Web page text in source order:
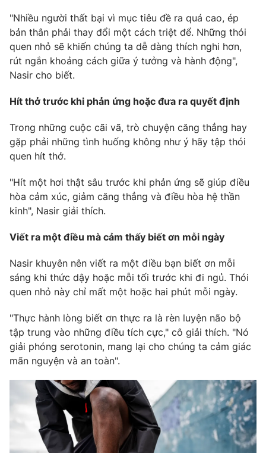
Câu chuyện quốc tế
Thị trường
Góc doanh nghiệp
Dữ liệu và đời sống
Truyền hình
Phim VTV
Hậu trường
Nhân vật
Khán giả
Giải trí
Điện ảnh
Âm nhạc
Sao
Du lịch
Chất lượng cuộc sống
Giáo dục
Tuyển sinh
Học trực tuyến
Công nghệ
Hitech Công nghệ tương lai
Sản phẩm
Thị trường
Tư vấn
Lịch phát sóng
Chuyên mục khác
Emagazine Podcast
Photo Infographic
Video Shorts video
VTV Money VTV Thể thao
"Nhiều người thất bại vì mục tiêu đề ra quá cao, ép
bản thân phải thay đổi một cách triệt để. Những thói
quen nhỏ sẽ khiến chúng ta dễ dàng thích nghi hơn,
rút ngắn khoảng cách giữa ý tưởng và hành động",
Nasir cho biết.
Hít thở trước khi phản ứng hoặc đưa ra quyết định
Trong những cuộc cãi vã, trò chuyện căng thẳng hay
gặp phải những tình huống không như ý hãy tập thói
quen hít thở.
"Hít một hơi thật sâu trước khi phản ứng sẽ giúp điều
hòa cảm xúc, giảm căng thẳng và điều hòa hệ thần
kinh", Nasir giải thích.
Viết ra một điều mà cảm thấy biết ơn mỗi ngày
Nasir khuyên nên viết ra một điều bạn biết ơn mỗi
sáng khi thức dậy hoặc mỗi tối trước khi đi ngủ. Thói
quen nhỏ này chỉ mất một hoặc hai phút mỗi ngày.
"Thực hành lòng biết ơn thực ra là rèn luyện não bộ
tập trung vào những điều tích cực," cô giải thích. "Nó
giải phóng serotonin, mang lại cho chúng ta cảm giác
mãn nguyện và an toàn".